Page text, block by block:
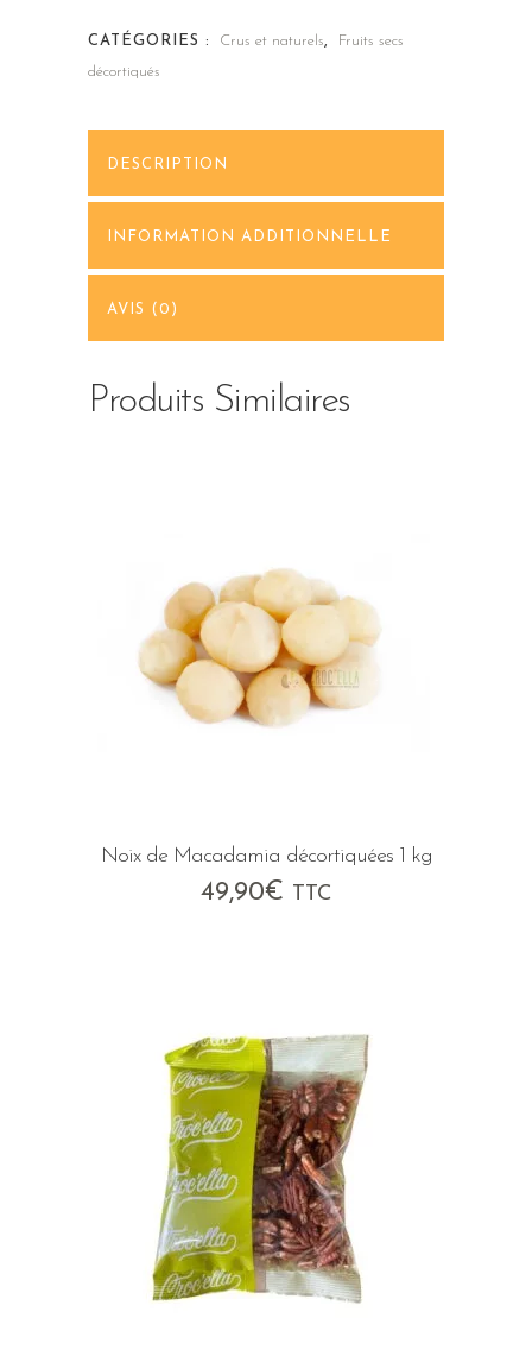
1
kg
CATÉGORIES : Crus et naturels,
Fruits secs
décortiqués
DESCRIPTION
INFORMATION ADDITIONNELLE
AVIS (0)
Produits Similaires
Noix de Macadamia décortiquées 1 kg
49,90€ TTC